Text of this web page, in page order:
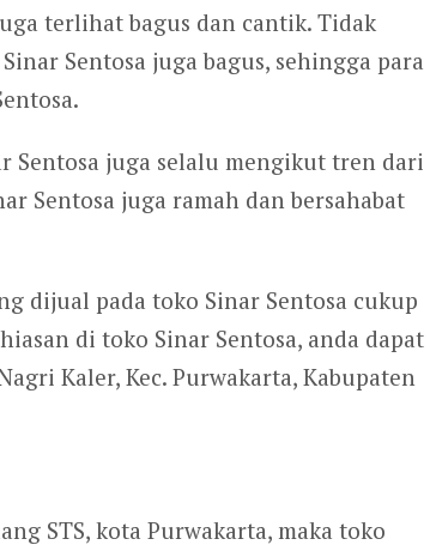
terlihat bagus dan cantik. Tidak
Sentosa juga bagus, sehingga para
Sentosa juga selalu mengikut tren dari
Sentosa juga ramah dan bersahabat
dijual pada toko Sinar Sentosa cukup
di toko Sinar Sentosa, anda dapat
Kaler, Kec. Purwakarta, Kabupaten
STS, kota Purwakarta, maka toko